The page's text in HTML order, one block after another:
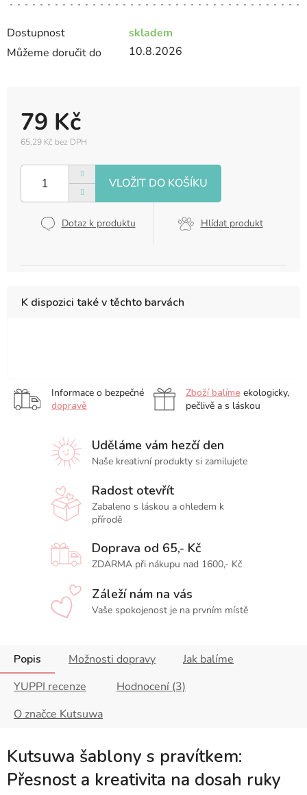
Dostupnost
skladem
Můžeme doručit do
10.8.2026
79 Kč
65,29 Kč bez DPH
cena:
Dotaz k produktu Hlídat produkt
K dispozici také v těchto barvách
Informace o bezpečné
dopravě
Zboží balíme ekologicky,
pečlivě a s láskou
Uděláme vám hezčí den
Naše kreativní produkty si zamilujete
Radost otevřít
Zabaleno s láskou a ohledem k
přírodě
Doprava od 65,- Kč
ZDARMA při nákupu nad 1600,- Kč
Záleží nám na vás
Vaše spokojenost je na prvním místě
Popis Možnosti dopravy
Jak balíme
YUPPI recenze
Hodnocení (3)
O značce Kutsuwa
Kutsuwa šablony s pravítkem:
Přesnost a kreativita na dosah ruky